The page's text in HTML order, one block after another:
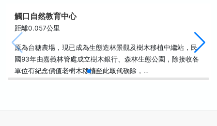
觸口自然教育中心
距離0.057公里
原為台糖農場，現已成為生態造林景觀及樹木移植中繼站，民
國93年由嘉義林管處成立樹木銀行、森林生態公園，除接收各
單位有紀念價值老樹木移植至此取代砍除，…